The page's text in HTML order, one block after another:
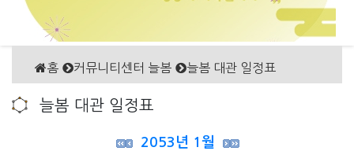
홈 커뮤니티센터 늘봄 늘봄 대관 일정표
늘봄 대관 일정표
2053년 1월